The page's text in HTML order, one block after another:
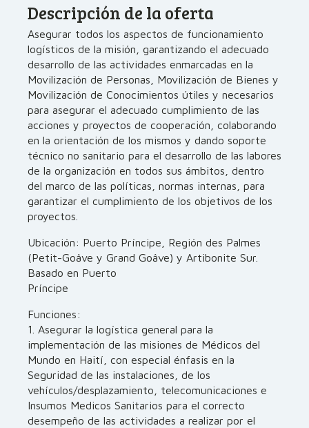
Descripción de la oferta
Asegurar todos los aspectos de funcionamiento
logísticos de la misión, garantizando el adecuado
desarrollo de las actividades enmarcadas en la
Movilización de Personas, Movilización de Bienes y
Movilización de Conocimientos útiles y necesarios
para asegurar el adecuado cumplimiento de las
acciones y proyectos de cooperación, colaborando
en la orientación de los mismos y dando soporte
técnico no sanitario para el desarrollo de las labores
de la organización en todos sus ámbitos, dentro
del marco de las políticas, normas internas, para
garantizar el cumplimiento de los objetivos de los
proyectos.
Ubicación: Puerto Príncipe, Región des Palmes
(Petit-Goâve y Grand Goâve) y Artibonite Sur.
Basado en Puerto
Príncipe
Funciones:
1. Asegurar la logística general para la
implementación de las misiones de Médicos del
Mundo en Haití, con especial énfasis en la
Seguridad de las instalaciones, de los
vehículos/desplazamiento, telecomunicaciones e
Insumos Medicos Sanitarios para el correcto
desempeño de las actividades a realizar por el